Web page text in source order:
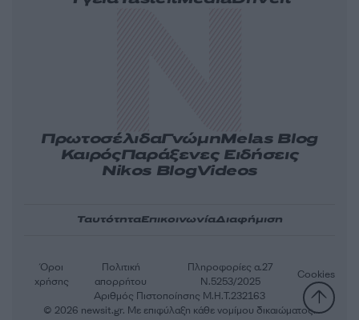
ΠρωτοσέλιδαΓνώμηMelas Blog
ΚαιρόςΠαράξενες Ειδήσεις
Nikos BlogVideos
ΤαυτότηταΕπικοινωνίαΔιαφήμιση
Αριθμός Πιστοποίησης Μ.Η.Τ.232163
Όροι
χρήσης
Πολιτική
απορρήτου
Πληροφορίες α.27
Ν.5253/2025
Cookies
© 2026 newsit.gr. Με επιφύλαξη κάθε νομίμου δικαιώματος.